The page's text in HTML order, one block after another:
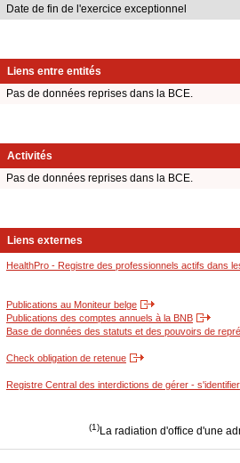
Date de fin de l'exercice exceptionnel
Liens entre entités
Pas de données reprises dans la BCE.
Activités
Pas de données reprises dans la BCE.
Liens externes
HealthPro - Registre des professionnels actifs dans
Publications au Moniteur belge
Publications des comptes annuels à la BNB
Base de données des statuts et des pouvoirs de
Check obligation de retenue
Registre Central des interdictions de gérer - s'identifier
(1)La radiation d'office d'une